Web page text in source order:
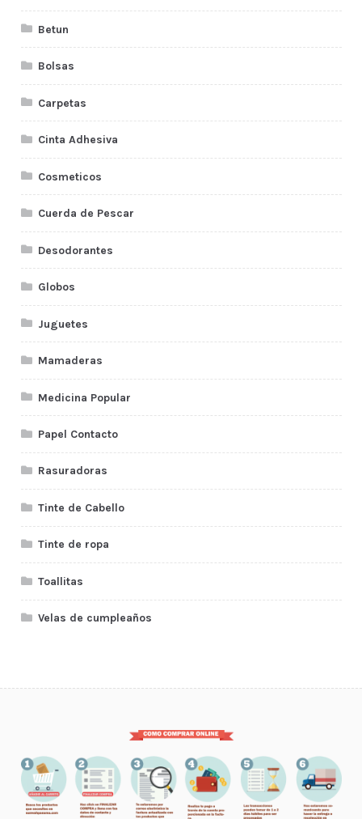
Betun
Bolsas
Carpetas
Cinta Adhesiva
Cosmeticos
Cuerda de Pescar
Desodorantes
Globos
Juguetes
Mamaderas
Medicina Popular
Papel Contacto
Rasuradoras
Tinte de Cabello
Tinte de ropa
Toallitas
Velas de cumpleaños